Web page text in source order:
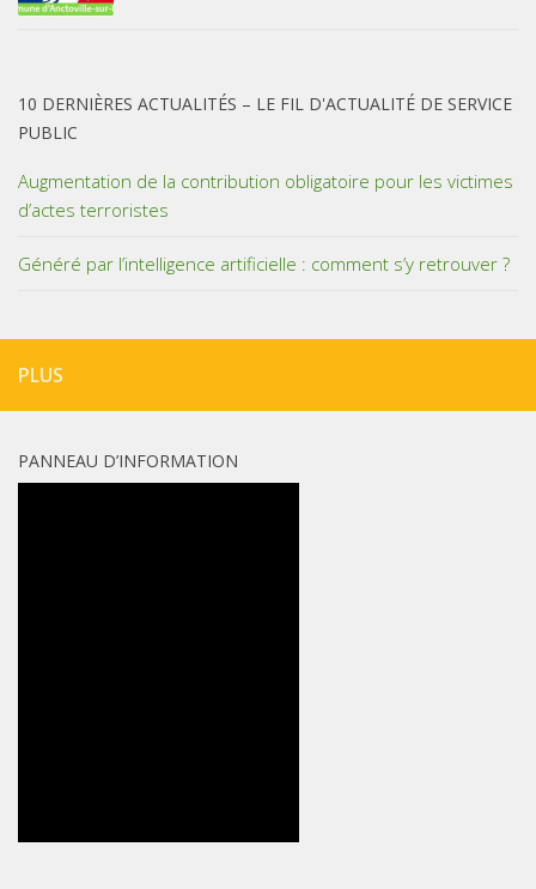
10 DERNIÈRES ACTUALITÉS – LE FIL D'ACTUALITÉ DE SERVICE
PUBLIC
Augmentation de la contribution obligatoire pour les victimes
d’actes terroristes
Généré par l’intelligence artificielle : comment s’y retrouver ?
PLUS
PANNEAU D’INFORMATION